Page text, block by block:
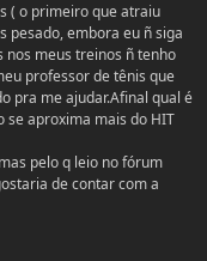
( o primeiro que atraiu
pesado, embora eu ñ siga
nos meus treinos ñ tenho
professor de tênis que
pra me ajudar.Afinal qual é
se aproxima mais do HIT
pelo q leio no fórum
de contar com a